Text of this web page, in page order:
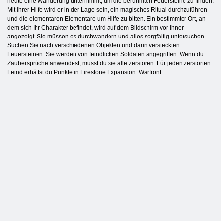
Mit ihrer Hilfe wird er in der Lage sein, ein magisches Ritual durchzuführen
und die elementaren Elementare um Hilfe zu bitten. Ein bestimmter Ort, an
dem sich Ihr Charakter befindet, wird auf dem Bildschirm vor Ihnen
angezeigt. Sie müssen es durchwandern und alles sorgfältig untersuchen.
Suchen Sie nach verschiedenen Objekten und darin versteckten
Feuersteinen. Sie werden von feindlichen Soldaten angegriffen. Wenn du
Zaubersprüche anwendest, musst du sie alle zerstören. Für jeden zerstörten
Feind erhältst du Punkte in Firestone Expansion: Warfront.